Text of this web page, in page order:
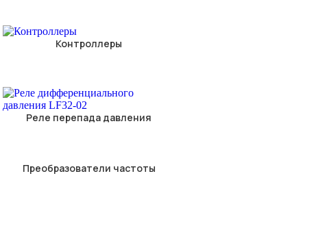
Контроллеры
Реле перепада давления
Преобразователи частоты